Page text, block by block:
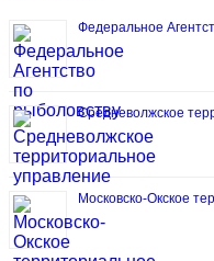
Федеральное
Средневолжское
Московско-Окское